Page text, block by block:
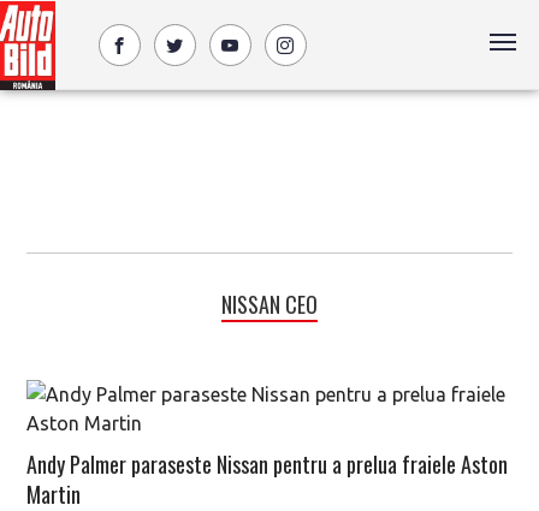
NISSAN CEO
Andy Palmer paraseste Nissan pentru a prelua fraiele Aston
Martin